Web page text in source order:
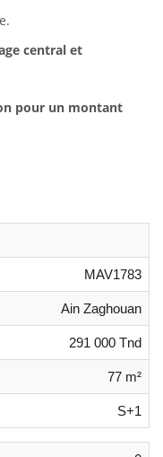
central et
pour un montant
MAV1783
Ain Zaghouan
291 000 Tnd
77 m²
S+1